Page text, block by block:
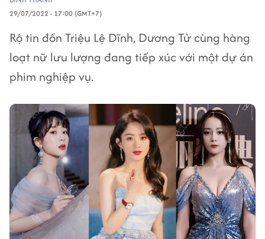
29/07/2022 - 17:00 (GMT+7)
Rộ tin đồn Triệu Lệ Dĩnh, Dương Tử cùng hàng
loạt nữ lưu lượng đang tiếp xúc với một dự án
phim nghiệp vụ.